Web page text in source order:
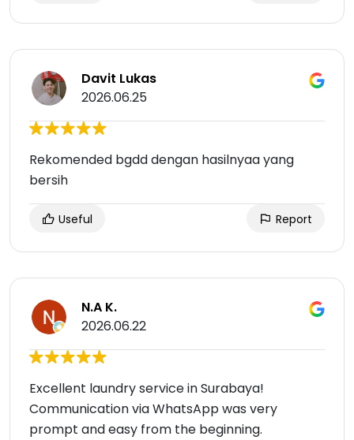
Davit Lukas
2026.06.25
Rekomended bgdd dengan hasilnyaa yang
bersih
Useful Report
N.A K.
2026.06.22
Excellent laundry service in Surabaya!
Communication via WhatsApp was very
prompt and easy from the beginning.